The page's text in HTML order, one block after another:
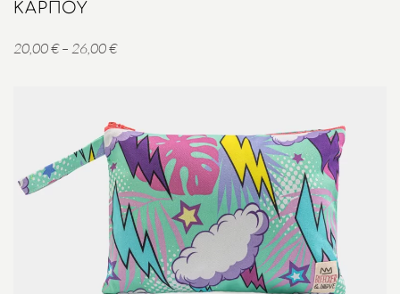
ΚΑΡΠΟΎ
20,00€ – 26,00€Price
26,00 €